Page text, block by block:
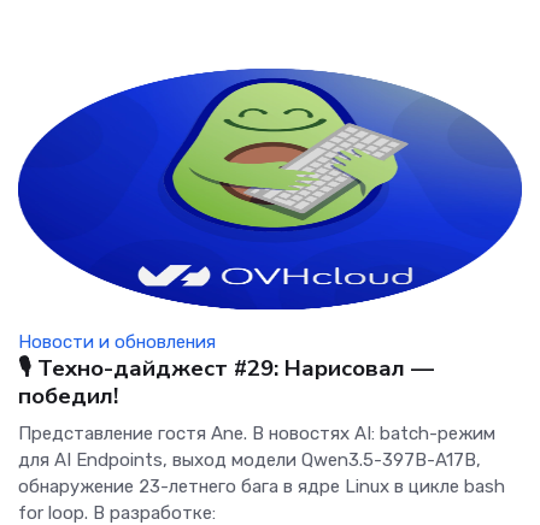
Новости и обновления
🎙️ Техно-дайджест #29: Нарисовал —
победил!
Представление гостя Ane. В новостях AI: batch-режим
для AI Endpoints, выход модели Qwen3.5-397B-A17B,
обнаружение 23-летнего бага в ядре Linux в цикле bash
for loop. В разработке: